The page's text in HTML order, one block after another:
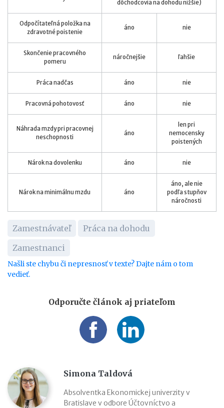
dôchodcovia na dohodu nižšie)
Odpočítateľná položka na
zdravotné poistenie
áno nie
Skončenie pracovného
pomeru
náročnejšie ľahšie
Práca nadčas áno nie
Pracovná pohotovosť áno nie
Náhrada mzdy pri pracovnej
neschopnosti
áno
len pri
nemocensky
poistených
Nárok na dovolenku áno nie
Nárok na minimálnu mzdu áno
áno, ale nie
podľa stupňov
náročnosti
Zamestnávateľ
Práca na dohodu
Zamestnanci
Našli ste chybu či nepresnosť v texte? Dajte nám o tom
vedieť.
Odporučte článok aj priateľom
Simona Taldová
Absolventka Ekonomickej univerzity v
Bratislave v odbore Účtovníctvo a